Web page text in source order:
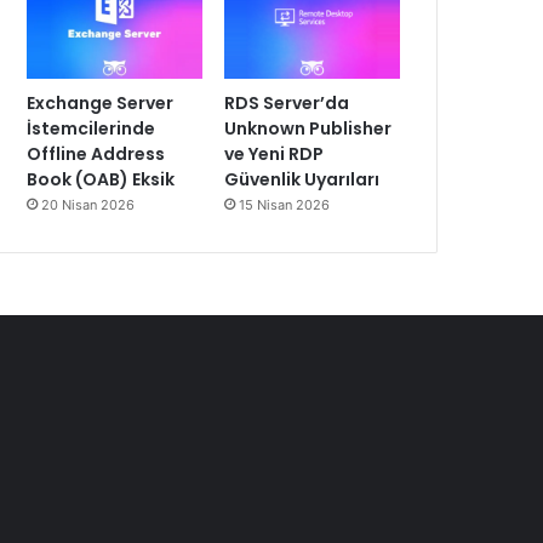
Exchange Server
İstemcilerinde
Offline Address
Book (OAB) Eksik
20 Nisan 2026
RDS Server’da
Unknown Publisher
ve Yeni RDP
Güvenlik Uyarıları
15 Nisan 2026